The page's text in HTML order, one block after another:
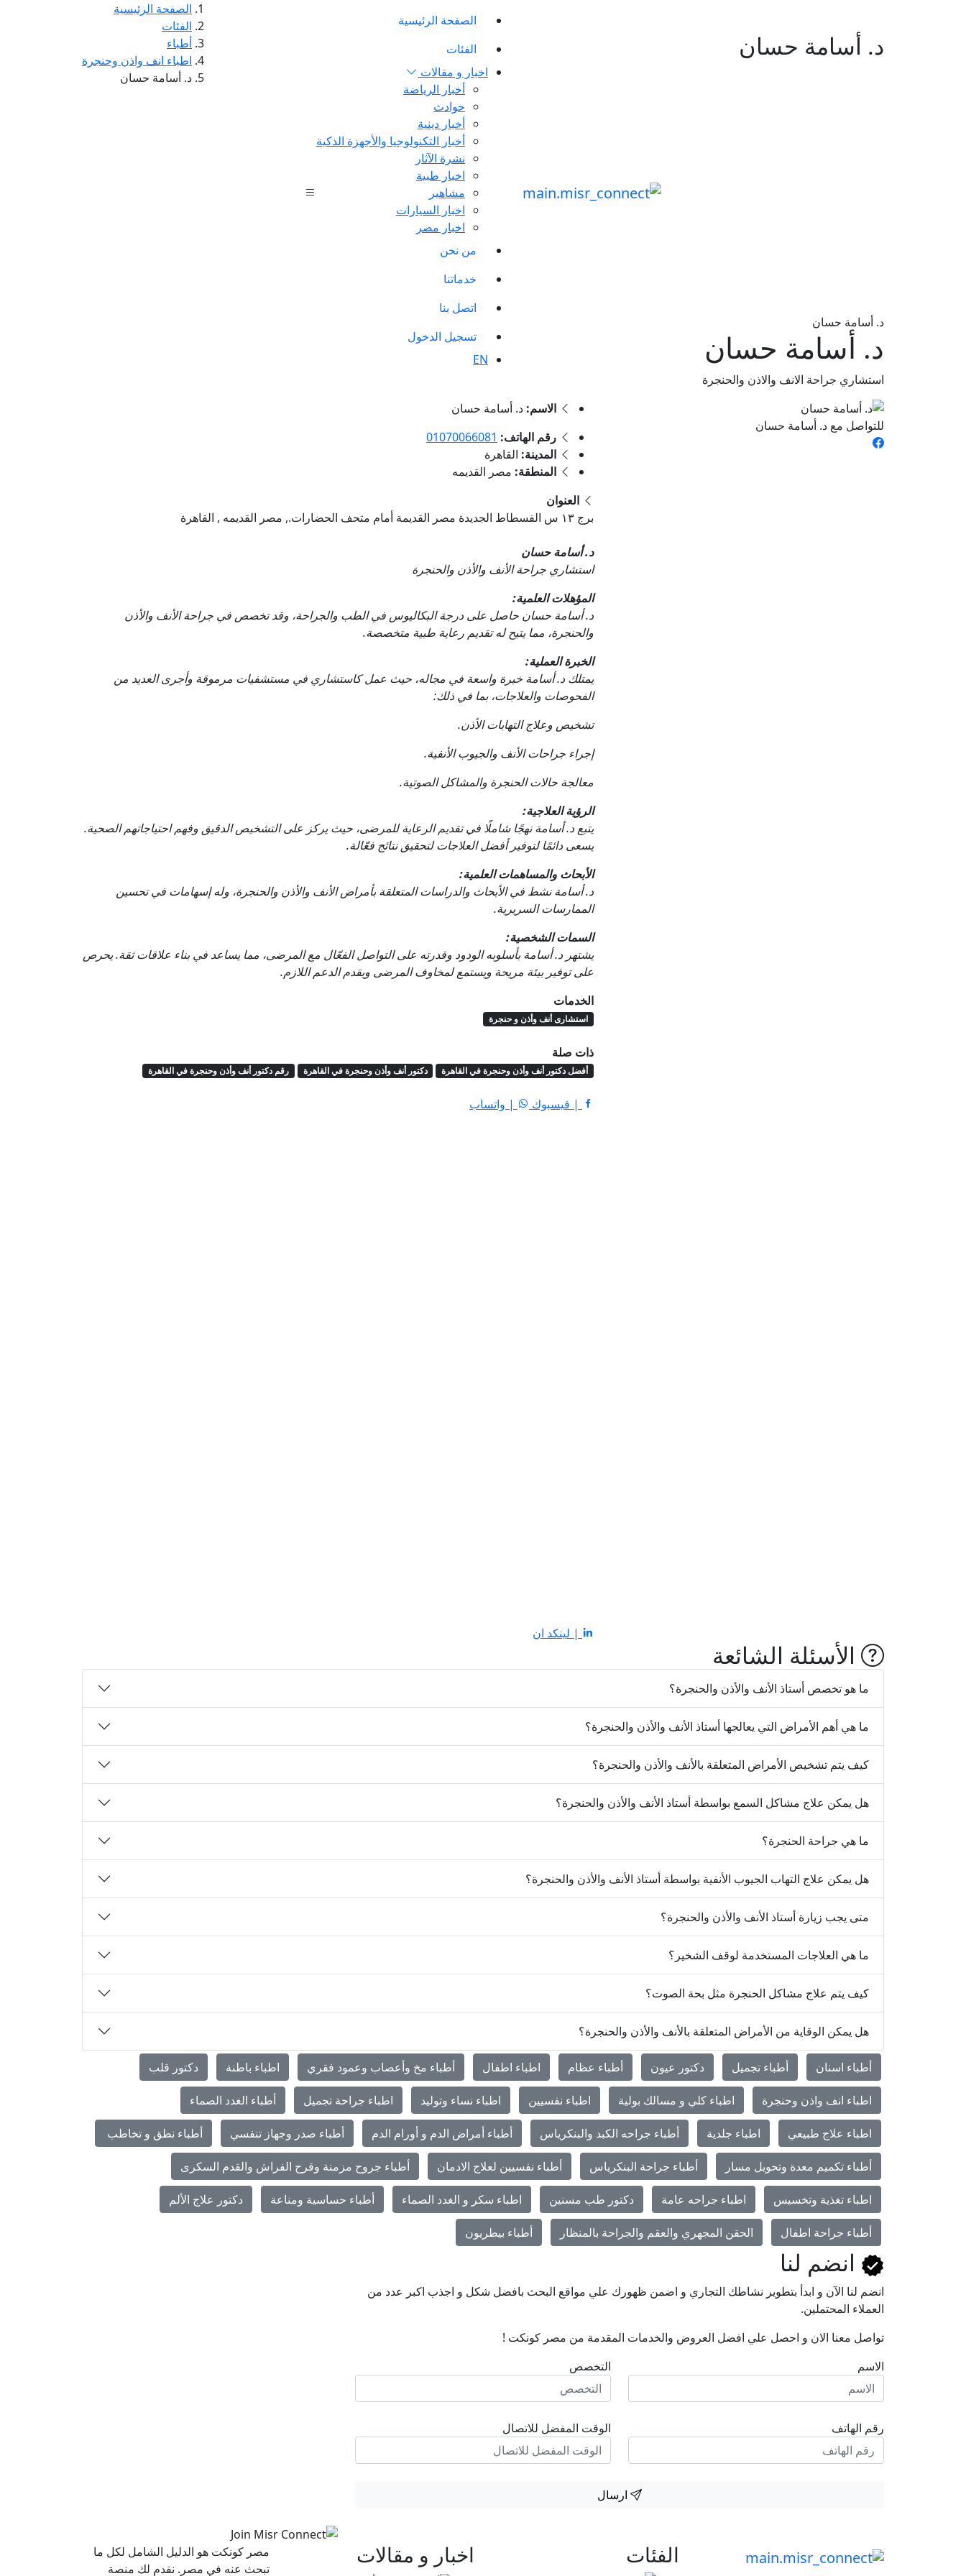
الصفحة الرئيسية
الفئات
اخبار و مقالات
أخبار الرياضة
حوادث
أخبار دينية
أخبار التكنولوجيا والأجهزة الذكية
نشرة الآثار
اخبار طبية
مشاهير
اخبار السيارات
اخبار مصر
من نحن
خدماتنا
اتصل بنا
تسجيل الدخول
EN
د. أسامة حسان
الصفحة الرئيسية
الفئات
أطباء
اطباء انف واذن وحنجرة
د. أسامة حسان
د. أسامة حسان
د. أسامة حسان
استشاري جراحة الانف والاذن والحنجرة
للتواصل مع د. أسامة حسان
الاسم: د. أسامة حسان
رقم الهاتف: 01070066081
المدينة: القاهرة
المنطقة: مصر القديمه
العنوان
برج ١٣ س الفسطاط الجديدة مصر القديمة أمام متحف الحضارات., مصر القديمه , القاهرة
د. أسامة حسان
استشاري جراحة الأنف والأذن والحنجرة
المؤهلات العلمية:
د. أسامة حسان حاصل على درجة البكاليوس في الطب والجراحة، وقد تخصص في جراحة الأنف والأذن
والحنجرة، مما يتيح له تقديم رعاية طبية متخصصة.
الخبرة العملية:
يمتلك د. أسامة خبرة واسعة في مجاله، حيث عمل كاستشاري في مستشفيات مرموقة وأجرى العديد من
الفحوصات والعلاجات، بما في ذلك:
تشخيص وعلاج التهابات الأذن.
إجراء جراحات الأنف والجيوب الأنفية.
معالجة حالات الحنجرة والمشاكل الصوتية.
الرؤية العلاجية:
يتبع د. أسامة نهجًا شاملًا في تقديم الرعاية للمرضى، حيث يركز على التشخيص الدقيق وفهم احتياجاتهم الصحية.
يسعى دائمًا لتوفير أفضل العلاجات لتحقيق نتائج فعّالة.
الأبحاث والمساهمات العلمية:
د. أسامة نشط في الأبحاث والدراسات المتعلقة بأمراض الأنف والأذن والحنجرة، وله إسهامات في تحسين
الممارسات السريرية.
السمات الشخصية:
يشتهر د. أسامة بأسلوبه الودود وقدرته على التواصل الفعّال مع المرضى، مما يساعد في بناء علاقات ثقة. يحرص
على توفير بيئة مريحة ويستمع لمخاوف المرضى ويقدم الدعم اللازم.
الخدمات
استشارى أنف وأذن و حنجرة
ذات صلة
أفضل دكتور أنف وأذن وحنجرة في القاهرة دكتور أنف وأذن وحنجرة في القاهرة رقم دكتور أنف وأذن وحنجرة في القاهرة
| فيسبوك | واتساب
| لينكد ان
الأسئلة الشائعة
ما هو تخصص أستاذ الأنف والأذن والحنجرة؟
ما هي أهم الأمراض التي يعالجها أستاذ الأنف والأذن والحنجرة؟
كيف يتم تشخيص الأمراض المتعلقة بالأنف والأذن والحنجرة؟
هل يمكن علاج مشاكل السمع بواسطة أستاذ الأنف والأذن والحنجرة؟
ما هي جراحة الحنجرة؟
هل يمكن علاج التهاب الجيوب الأنفية بواسطة أستاذ الأنف والأذن والحنجرة؟
متى يجب زيارة أستاذ الأنف والأذن والحنجرة؟
ما هي العلاجات المستخدمة لوقف الشخير؟
كيف يتم علاج مشاكل الحنجرة مثل بحة الصوت؟
هل يمكن الوقاية من الأمراض المتعلقة بالأنف والأذن والحنجرة؟
أطباء اسنان أطباء تجميل دكتور عيون أطباء عظام اطباء اطفال أطباء مخ وأعصاب وعمود فقري اطباء باطنة دكتور قلب
اطباء انف واذن وحنجرة اطباء كلي و مسالك بولية اطباء نفسيين اطباء نساء وتوليد اطباء جراحة تجميل أطباء الغدد الصماء
اطباء علاج طبيعي اطباء جلدية أطباء جراحه الكبد والبنكرياس أطباء أمراض الدم و أورام الدم أطباء صدر وجهاز تنفسي أطباء نطق و تخاطب
أطباء تكميم معدة وتحويل مسار أطباء جراحة البنكرياس أطباء نفسيين لعلاج الادمان أطباء جروح مزمنة وقرح الفراش والقدم السكرى
اطباء تغذية وتخسيس اطباء جراحه عامة دكتور طب مسنين اطباء سكر و الغدد الصماء أطباء حساسية ومناعة دكتور علاج الألم
أطباء جراحة اطفال الحقن المجهري والعقم والجراحة بالمنظار أطباء بيطريون
انضم لنا
انضم لنا اﻵن و ابدأ بتطوير نشاطك التجاري و اضمن ظهورك علي مواقع البحث بافضل شكل و اجذب اكبر عدد من
العملاء المحتملين.
تواصل معنا الان و احصل علي افضل العروض والخدمات المقدمة من مصر كونكت !
الاسم
رقم الهاتف
التخصص
الوقت المفضل للاتصال
ارسال
الفئات اخبار و مقالات
مصر كونكت هو الدليل الشامل لكل ما
تبحث عنه في مصر. نقدم لك منصة